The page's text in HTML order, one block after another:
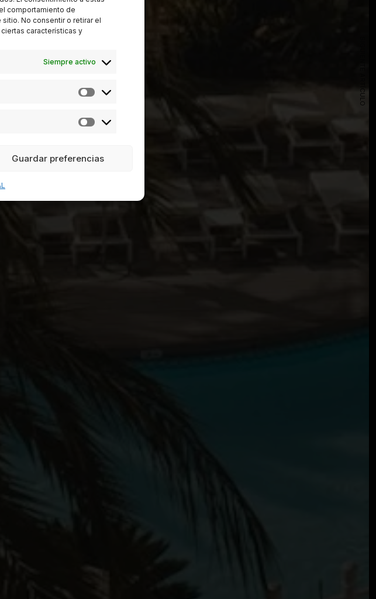
comportamiento de
No consentir o retirar el
características y
Siempre activo
Guardar preferencias
SIGUIENTE ARTÍCULO